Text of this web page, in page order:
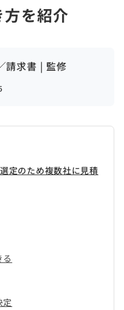
を紹介
請求書 | 監修
定のため複数社に見積